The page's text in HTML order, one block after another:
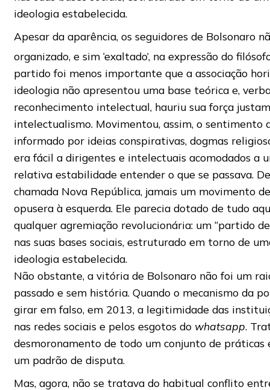
ideologia estabelecida.
Apesar da aparência, os seguidores de Bolsonaro
organizado, e sim ‘exaltado’, na expressão do
partido foi menos importante que a associação
ideologia não apresentou uma base teórica e,
reconhecimento intelectual, hauriu sua força
intelectualismo. Movimentou, assim, o sentimento
informado por ideias conspirativas, dogmas
era fácil a dirigentes e intelectuais acomodados a
relativa estabilidade entender o que se passava.
chamada Nova República, jamais um movimento
opusera à esquerda. Ele parecia dotado de tudo
qualquer agremiação revolucionária: um “partido
nas suas bases sociais, estruturado em torno de
ideologia estabelecida.
Não obstante, a vitória de Bolsonaro não foi um
passado e sem história. Quando o mecanismo da
girar em falso, em 2013, a legitimidade das
nas redes sociais e pelos esgotos dowhatsapp.
desmoronamento de todo um conjunto de práticas
um padrão de disputa.
Mas, agora, não se tratava do habitual conflito